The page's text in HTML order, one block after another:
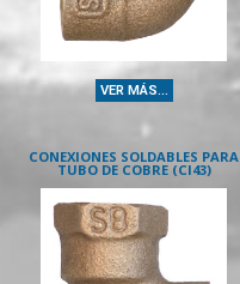
VER MÁS...
CONEXIONES SOLDABLES PARA
TUBO DE COBRE (CI43)